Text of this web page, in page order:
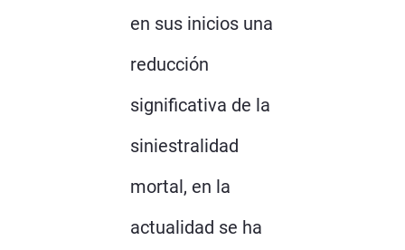
en sus inicios una
reducción
significativa de la
siniestralidad
mortal, en la
actualidad se ha